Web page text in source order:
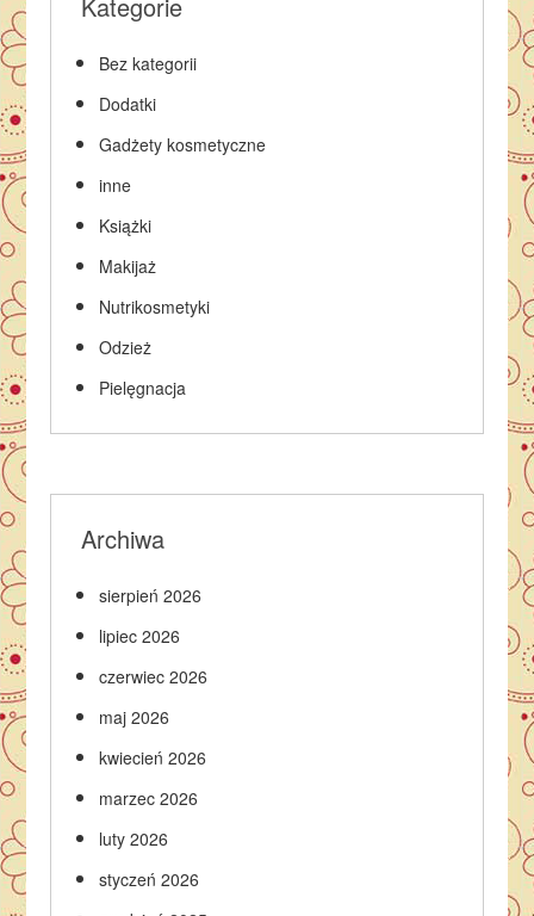
Kategorie
Bez kategorii
Dodatki
Gadżety kosmetyczne
inne
Książki
Makijaż
Nutrikosmetyki
Odzież
Pielęgnacja
Archiwa
sierpień 2026
lipiec 2026
czerwiec 2026
maj 2026
kwiecień 2026
marzec 2026
luty 2026
styczeń 2026